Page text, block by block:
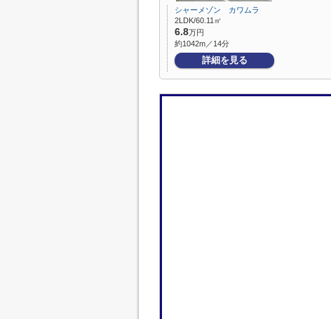
シャーメゾン カワムラ
2LDK/60.11㎡
6.8万円
約1042m／14分
詳細を見る